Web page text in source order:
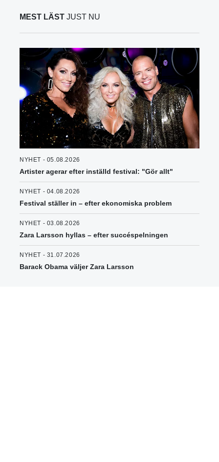
MEST LÄST JUST NU
NYHET - 05.08.2026
Artister agerar efter inställd festival: "Gör allt"
NYHET - 04.08.2026
Festival ställer in – efter ekonomiska problem
NYHET - 03.08.2026
Zara Larsson hyllas – efter succéspelningen
NYHET - 31.07.2026
Barack Obama väljer Zara Larsson